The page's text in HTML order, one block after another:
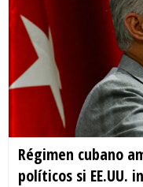
Régimen cubano
políticos si EE.UU.